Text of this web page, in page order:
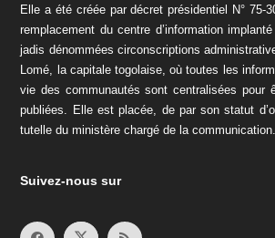
Elle a été créée par décret présidentiel N° 75-
remplacement du centre d’information
jadis dénommées circonscriptions
Lomé, la capitale togolaise, où toutes les
vie des communautés sont centralisées pour
publiées. Elle est placée, de par son statut
tutelle du ministère chargé de la communication.
Suivez-nous sur